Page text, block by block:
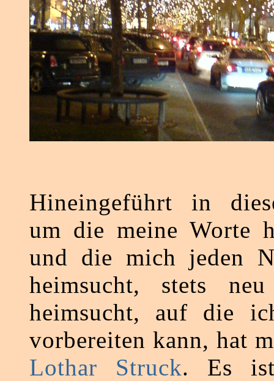
Hineingeführt in
um die meine Worte
und die mich jeden
heimsucht, stets
heimsucht, auf die
vorbereiten kann, hat
Lothar Struck. Es